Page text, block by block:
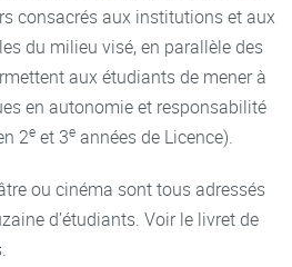
consacrés aux institutions et aux
du milieu visé, en parallèle des
aux étudiants de mener à
en autonomie et responsabilité
2e et 3e années de Licence).
ou cinéma sont tous adressés
d’étudiants. Voir le livret de